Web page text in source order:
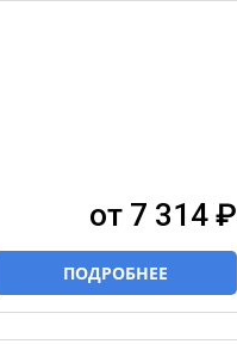
от 7 314 ₽
ПОДРОБНЕЕ